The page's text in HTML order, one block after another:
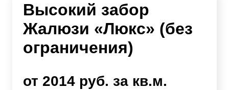
Высокий забор
Жалюзи «Люкс» (без
ограничения)
от 2014 руб. за кв.м.